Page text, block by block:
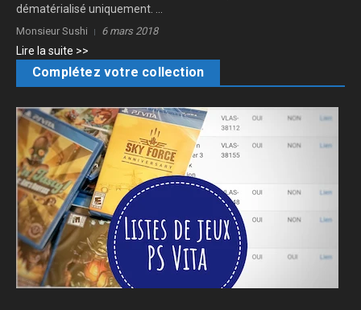
dématérialisé uniquement. ...
Monsieur Sushi 6 mars 2018
Lire la suite >>
Complétez votre collection